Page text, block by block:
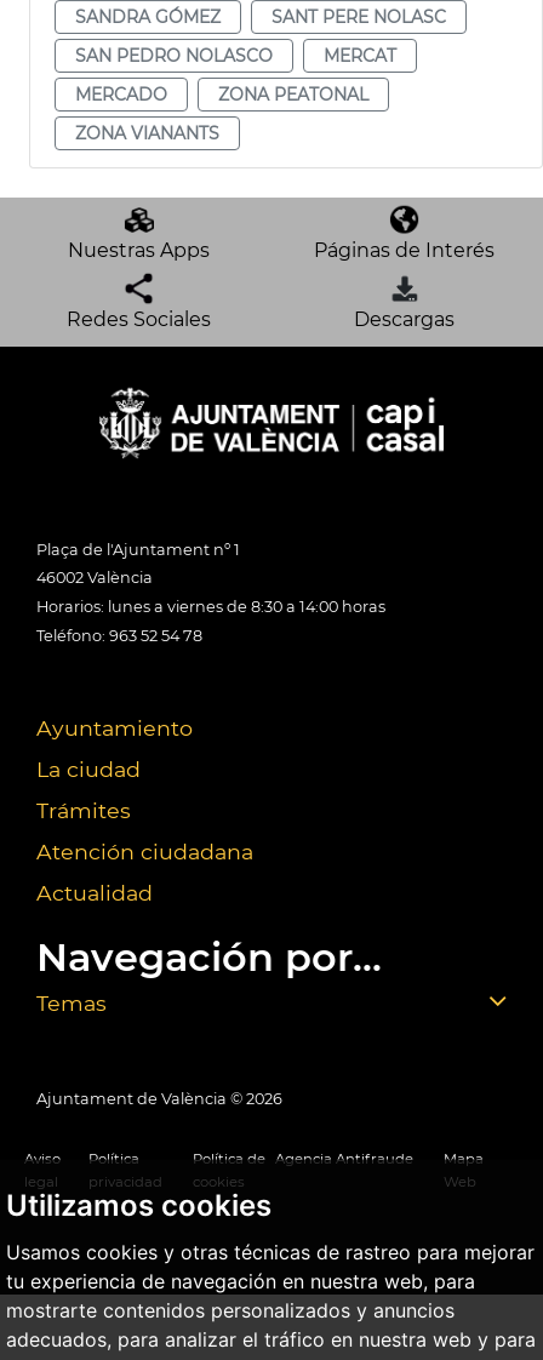
Utilizamos cookies
Usamos cookies y otras técnicas de rastreo para mejorar
tu experiencia de navegación en nuestra web, para
mostrarte contenidos personalizados y anuncios
adecuados, para analizar el tráfico en nuestra web y para
SANDRA GÓMEZ
SANT PERE NOLASC
SAN PEDRO NOLASCO
MERCAT
MERCADO
ZONA PEATONAL
ZONA VIANANTS
Nuestras Apps Páginas de Interés
Redes Sociales Descargas
Plaça de l'Ajuntament nº 1
46002 València
Horarios: lunes a viernes de 8:30 a 14:00 horas
Teléfono: 963 52 54 78
Ayuntamiento
La ciudad
Trámites
Atención ciudadana
Actualidad
Navegación por...
Temas
Ajuntament de València © 2026
Aviso
legal
Política
privacidad
Política de
cookies
Agencia Antifraude
Mapa
Web